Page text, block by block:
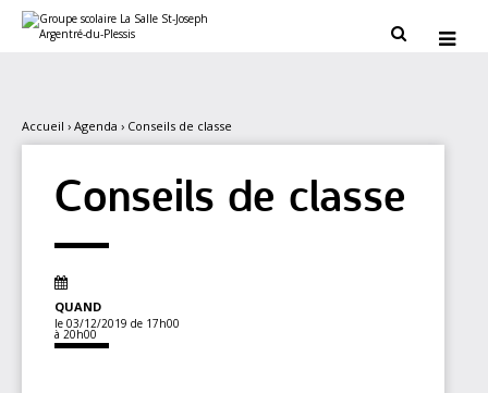
contenu.
personnels
 
Accueil › Agenda › Conseils de classe
Conseils de classe
QUAND
le 03/12/2019 de 17h00
à 20h00